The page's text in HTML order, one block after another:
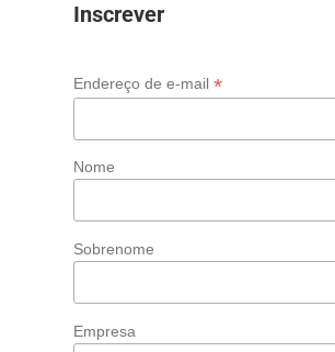
Inscrever
Endereço de e-mail *
Nome
Sobrenome
Empresa